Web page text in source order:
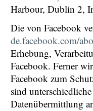
Harbour, Dublin 2,
Die von Facebook
de.facebook.com/
Erhebung,
Facebook. Ferner
Facebook zum
sind
Datenübermittlung